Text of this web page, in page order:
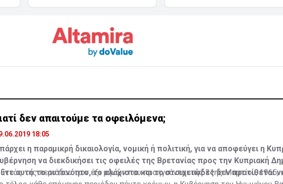
δεν απαιτούμε τα οφειλόμενα;
18:05
η παραμικρή δικαιολογία, νομική ή πολιτική, για να αποφεύγει η
να διεκδικήσει τις οφειλές της Βρετανίας προς την Κυπριακή
αυτό το αυτονόητο, το ελάχιστο και το στοιχειώδες δεν προτίθεται
της περιόδου των έξι μηνών που προηγούνται της 31ης Μαρτίου, 1965,